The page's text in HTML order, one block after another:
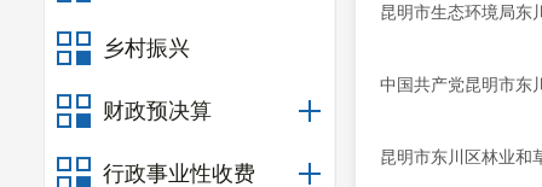
乡村振兴
财政预决算
行政事业性收费
昆明市生态环境局东
中国共产党昆明市东
昆明市东川区林业和